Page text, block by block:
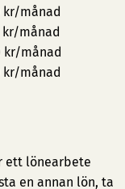
kr/månad
kr/månad
kr/månad
kr/månad
ett lönearbete
en annan lön, ta